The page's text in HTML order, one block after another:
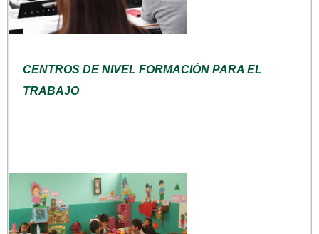
CENTROS DE NIVEL FORMACIÓN PARA EL
TRABAJO